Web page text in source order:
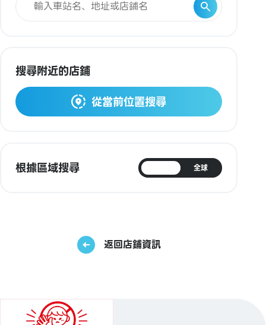
搜尋附近的店鋪
從當前位置搜尋
根據區域搜尋 全球
返回店鋪資訊